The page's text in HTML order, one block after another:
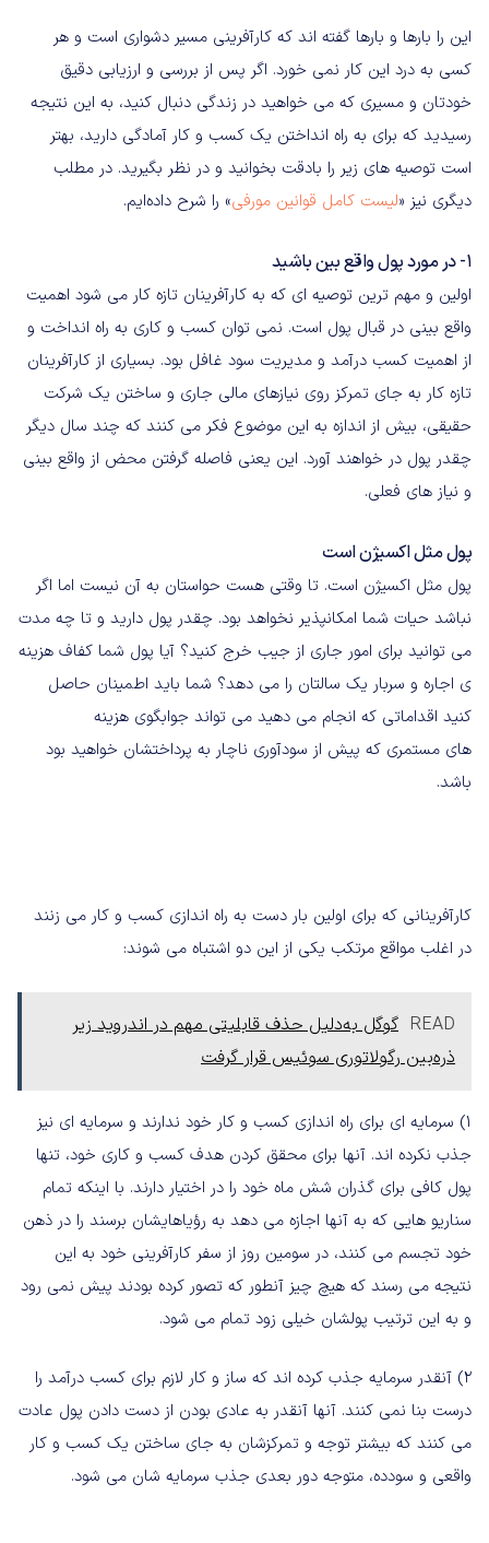
این را بارها و بارها گفته اند که کارآفرینی مسیر دشواری است و هر
کسی به درد این کار نمی خورد. اگر پس از بررسی و ارزیابی دقیق
خودتان و مسیری که می خواهید در زندگی دنبال کنید، به این نتیجه
رسیدید که برای به راه انداختن یک کسب و کار آمادگی دارید، بهتر
است توصیه های زیر را بادقت بخوانید و در نظر بگیرید. در مطلب
دیگری نیز «لیست کامل قوانین مورفی» را شرح داده‌ایم.
۱- در مورد پول واقع بین باشید
اولین و مهم ترین توصیه ای که به کارآفرینان تازه کار می شود اهمیت
واقع بینی در قبال پول است. نمی توان کسب و کاری به راه انداخت و
از اهمیت کسب درآمد و مدیریت سود غافل بود. بسیاری از کارآفرینان
تازه کار به جای تمرکز روی نیازهای مالی جاری و ساختن یک شرکت
حقیقی، بیش از اندازه به این موضوع فکر می کنند که چند سال دیگر
چقدر پول در خواهند آورد. این یعنی فاصله گرفتن محض از واقع بینی
و نیاز های فعلی.
پول مثل اکسیژن است
پول مثل اکسیژن است. تا وقتی هست حواستان به آن نیست اما اگر
نباشد حیات شما امکانپذیر نخواهد بود. چقدر پول دارید و تا چه مدت
می توانید برای امور جاری از جیب خرج کنید؟ آیا پول شما کفاف هزینه
ی اجاره و سربار یک سالتان را می دهد؟ شما باید اطمینان حاصل
کنید اقداماتی که انجام می دهید می تواند جوابگوی هزینه
های مستمری که پیش از سودآوری ناچار به پرداختشان خواهید بود
باشد.
کارآفرینانی که برای اولین بار دست به راه اندازی کسب و کار می زنند
در اغلب مواقع مرتکب یکی از این دو اشتباه می شوند:
READ گوگل به‌دلیل حذف قابلیتی مهم در اندروید زیر
ذره‌بین رگولاتوری سوئیس قرار گرفت
۱) سرمایه ای برای راه اندازی کسب و کار خود ندارند و سرمایه ای نیز
جذب نکرده اند. آنها برای محقق کردن هدف کسب و کاری خود، تنها
پول کافی برای گذران شش ماه خود را در اختیار دارند. با اینکه تمام
سناریو هایی که به آنها اجازه می دهد به رؤیاهایشان برسند را در ذهن
خود تجسم می کنند، در سومین روز از سفر کارآفرینی خود به این
نتیجه می رسند که هیچ چیز آنطور که تصور کرده بودند پیش نمی رود
و به این ترتیب پولشان خیلی زود تمام می شود.
۲) آنقدر سرمایه جذب کرده اند که ساز و کار لازم برای کسب درآمد را
درست بنا نمی کنند. آنها آنقدر به عادی بودن از دست دادن پول عادت
می کنند که بیشتر توجه و تمرکزشان به جای ساختن یک کسب و کار
واقعی و سودده، متوجه دور بعدی جذب سرمایه شان می شود.